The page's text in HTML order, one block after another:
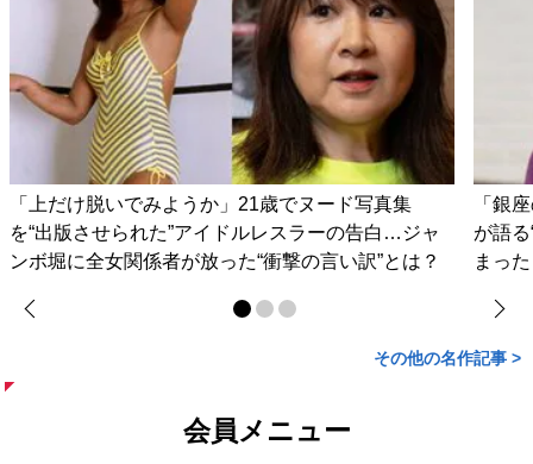
「上だけ脱いでみようか」21歳でヌード写真集
を“出版させられた”アイドルレスラーの告白…ジャ
ンボ堀に全女関係者が放った“衝撃の言い訳”とは？
「銀
が語
まっ
その他の名作記事 >
会員メニュー